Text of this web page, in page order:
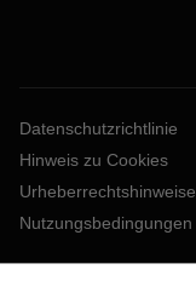
Datenschutzrichtlinie
Hinweis zu Cookies
Urheberrechtshinweise
Nutzungsbedingungen